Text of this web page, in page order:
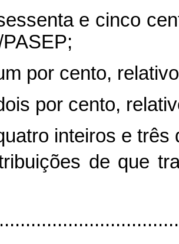
e cinco
por cento,
por cento,
inteiros e
de que